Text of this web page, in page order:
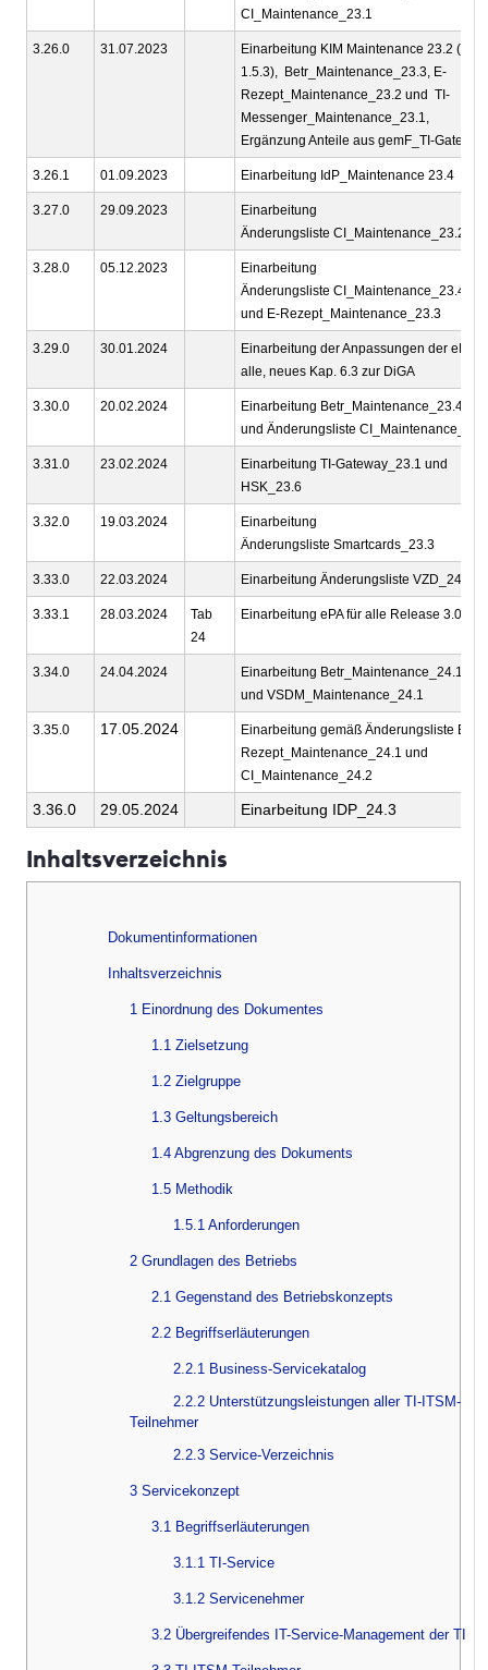
CI_Maintenance_23.1
3.26.0 31.07.2023
Einarbeitung KIM Maintenance 23.2 (KIM
1.5.3), Betr_Maintenance_23.3, E-
Rezept_Maintenance_23.2 und TI-
Messenger_Maintenance_23.1,
Ergänzung Anteile aus gemF_TI-Gateway
3.26.1 01.09.2023 Einarbeitung IdP_Maintenance 23.4
3.27.0 29.09.2023
Einarbeitung
Änderungsliste CI_Maintenance_23.2
3.28.0 05.12.2023
Einarbeitung
Änderungsliste CI_Maintenance_23.4
und E-Rezept_Maintenance_23.3
3.29.0 30.01.2024
Einarbeitung der Anpassungen der ePA
alle, neues Kap. 6.3 zur DiGA
3.30.0 20.02.2024
Einarbeitung Betr_Maintenance_23.4
und Änderungsliste
3.31.0 23.02.2024
Einarbeitung TI-Gateway_23.1 und
HSK_23.6
3.32.0 19.03.2024
Einarbeitung
Änderungsliste Smartcards_23.3
3.33.0 22.03.2024 Einarbeitung Änderungsliste VZD_24.1
3.33.1 28.03.2024
Tab
24
Einarbeitung ePA für alle Release 3.0.1
3.34.0 24.04.2024
Einarbeitung Betr_Maintenance_24.1
und VSDM_Maintenance_24.1
3.35.0 17.05.2024
Einarbeitung gemäß Änderungsliste E-
Rezept_Maintenance_24.1 und
CI_Maintenance_24.2
3.36.0 29.05.2024 Einarbeitung IDP_24.3
Inhaltsverzeichnis
Dokumentinformationen
Inhaltsverzeichnis
1 Einordnung des Dokumentes
1.1 Zielsetzung
1.2 Zielgruppe
1.3 Geltungsbereich
1.4 Abgrenzung des Dokuments
1.5 Methodik
1.5.1 Anforderungen
2 Grundlagen des Betriebs
2.1 Gegenstand des Betriebskonzepts
2.2 Begriffserläuterungen
2.2.1 Business-Servicekatalog
2.2.2 Unterstützungsleistungen aller TI-ITSM-
Teilnehmer
2.2.3 Service-Verzeichnis
3 Servicekonzept
3.1 Begriffserläuterungen
3.1.1 TI-Service
3.1.2 Servicenehmer
3.2 Übergreifendes IT-Service-Management der TI